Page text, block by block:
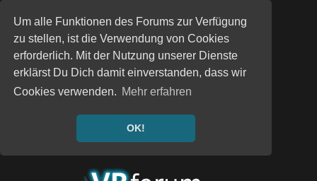
Um alle Funktionen des Forums zur Verfügung
zu stellen, ist die Verwendung von Cookies
erforderlich. Mit der Nutzung unserer Dienste
erklärst Du Dich damit einverstanden, dass wir
Cookies verwenden. Mehr erfahren
OK!